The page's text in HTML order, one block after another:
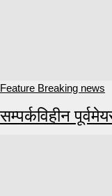
Feature Breaking news
सम्पर्कविहीन